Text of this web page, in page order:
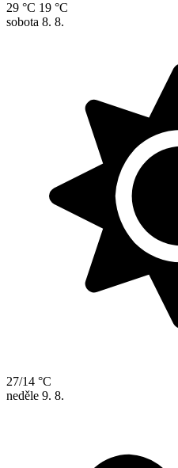
29 °C 19 °C
sobota 8. 8.
27/14 °C
neděle 9. 8.